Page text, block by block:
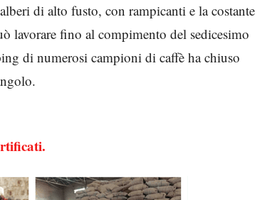
di alto fusto, con rampicanti e la costante
lavorare fino al compimento del sedicesimo
di numerosi campioni di caffè ha chiuso